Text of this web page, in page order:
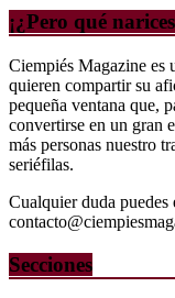
¡¿Pero qué
Ciempiés Magazine es
quieren compartir su
pequeña ventana que,
convertirse en un gran
más personas nuestro
seriéfilas.
Cualquier duda puedes
Secciones